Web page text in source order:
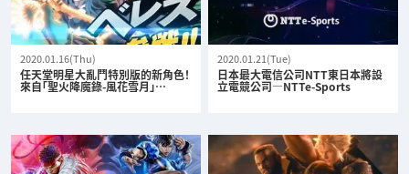
2020.01.16(Thu)
任天堂明星大亂鬥特別版的新角色！
來自「聖火降魔錄-風花雪月」…
2020.01.21(Tue)
日本最大電信公司NTT東日本將設
立電競公司—NTTe-Sports